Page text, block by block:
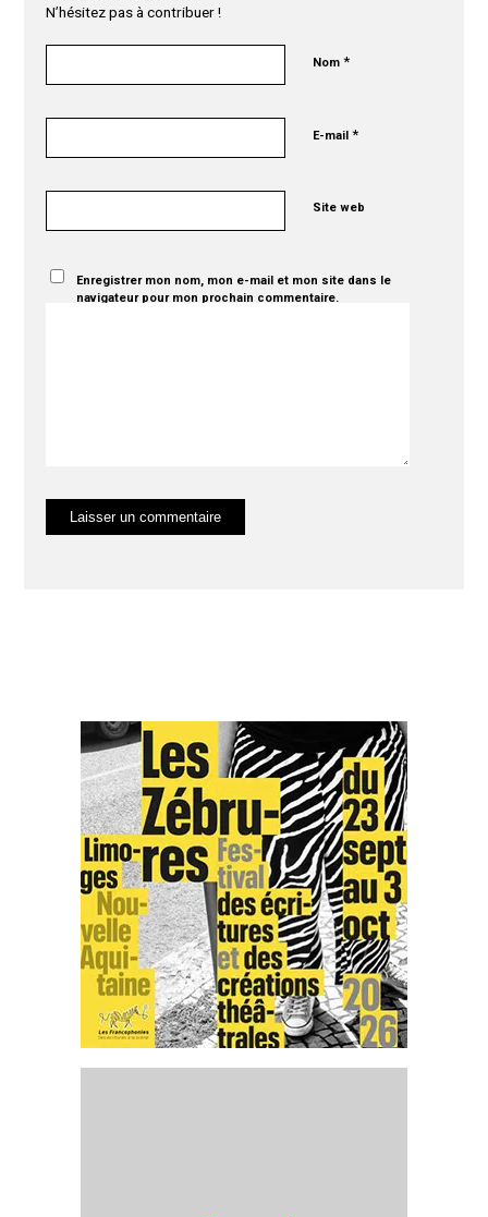
N’hésitez pas à contribuer !
Nom*
E-mail*
Site web
Enregistrer mon nom, mon e-mail et mon site dans le
navigateur pour mon prochain commentaire.